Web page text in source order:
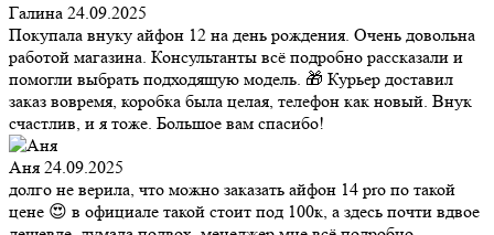
Галина 24.09.2025
Покупала внуку айфон 12 на день рождения. Очень довольна
работой магазина. Консультанты всё подробно рассказали и
помогли выбрать подходящую модель. 🎁 Курьер доставил
заказ вовремя, коробка была целая, телефон как новый. Внук
счастлив, и я тоже. Большое вам спасибо!
Аня 24.09.2025
долго не верила, что можно заказать айфон 14 pro по такой
цене 😍 в официале такой стоит под 100к, а здесь почти вдвое